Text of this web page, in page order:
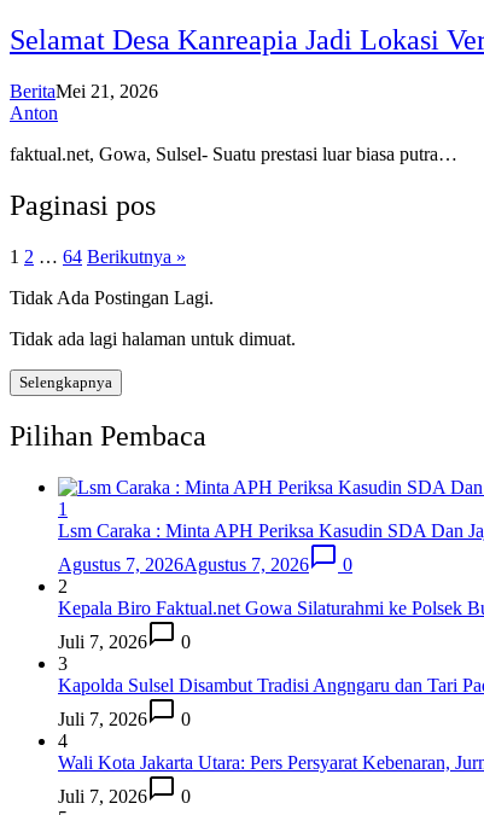
Selamat Desa Kanreapia Jadi Lokasi
BeritaMei 21, 2026
Anton
faktual.net, Gowa, Sulsel- Suatu prestasi luar biasa putra…
Paginasi pos
1 2 … 64 Berikutnya »
Tidak Ada Postingan Lagi.
Tidak ada lagi halaman untuk dimuat.
Selengkapnya
Pilihan Pembaca
1
Lsm Caraka : Minta APH Periksa Kasudin SDA Dan
Agustus 7, 2026Agustus 7, 2026
0
2
Kepala Biro Faktual.net Gowa Silaturahmi ke Polsek
Juli 7, 2026
0
3
Kapolda Sulsel Disambut Tradisi Angngaru dan Tari
Juli 7, 2026
0
4
Wali Kota Jakarta Utara: Pers Persyarat Kebenaran,
Juli 7, 2026
0